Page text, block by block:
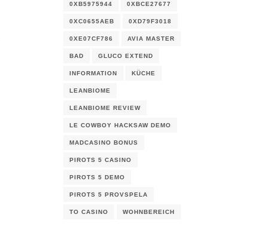
0XB5975944 0XBCE27677
0XC0655AEB 0XD79F3018
0XE07CF786 AVIA MASTER
BAD GLUCO EXTEND
INFORMATION KÜCHE
LEANBIOME
LEANBIOME REVIEW
LE COWBOY HACKSAW DEMO
MADCASINO BONUS
PIROTS 5 CASINO
PIROTS 5 DEMO
PIROTS 5 PROVSPELA
TO CASINO WOHNBEREICH